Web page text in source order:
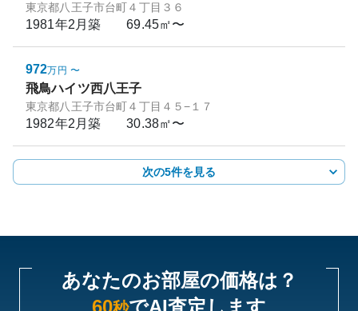
東京都八王子市台町４丁目３６
1981年2月築 69.45㎡〜
972万円 〜
飛鳥ハイツ西八王子
東京都八王子市台町４丁目４５−１７
1982年2月築 30.38㎡〜
次の5件を見る
あなたのお部屋の価格は？
60
でAI査定します